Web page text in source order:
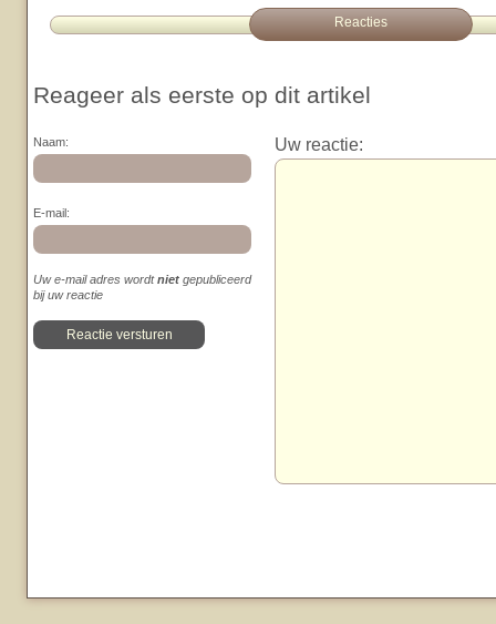
Reacties
Reageer als eerste op dit artikel
Naam:
E-mail:
Uw e-mail adres wordtniet gepubliceerd
bij uw reactie
Uw reactie: